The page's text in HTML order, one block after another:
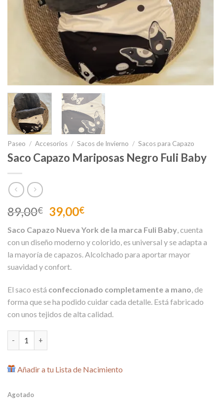
Paseo / Accesorios / Sacos de Invierno / Sacos para Capazo
Saco Capazo Mariposas Negro Fuli Baby
89,00€ El
precio
original
era:
89,00€.
39,00€El
actual
es:
39,00€.
Saco Capazo Nueva York de la marca Fuli Baby, cuenta
con un diseño moderno y colorido, es universal y se adapta a
la mayoría de capazos. Alcolchado para aportar mayor
suavidad y confort.
El saco está confeccionado completamente a mano, de
forma que se ha podido cuidar cada detalle. Está fabricado
con unos tejidos de alta calidad.
Añadir a tu Lista de Nacimiento
Agotado